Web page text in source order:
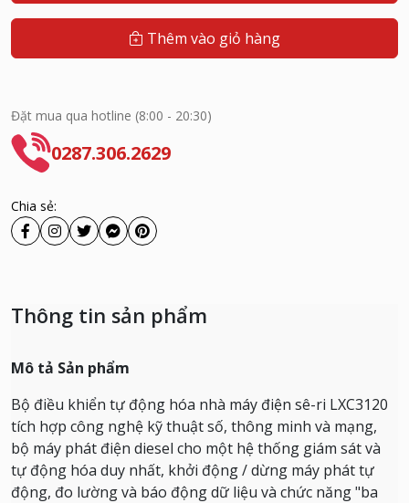
Thêm vào giỏ hàng
Đặt mua qua hotline (8:00 - 20:30)
0287.306.2629
Chia sẻ:
Thông tin sản phẩm
Mô tả Sản phẩm
Bộ điều khiển tự động hóa nhà máy điện sê-ri LXC3120
tích hợp công nghệ kỹ thuật số, thông minh và mạng,
bộ máy phát điện diesel cho một hệ thống giám sát và
tự động hóa duy nhất, khởi động / dừng máy phát tự
động, đo lường và báo động dữ liệu và chức năng "ba